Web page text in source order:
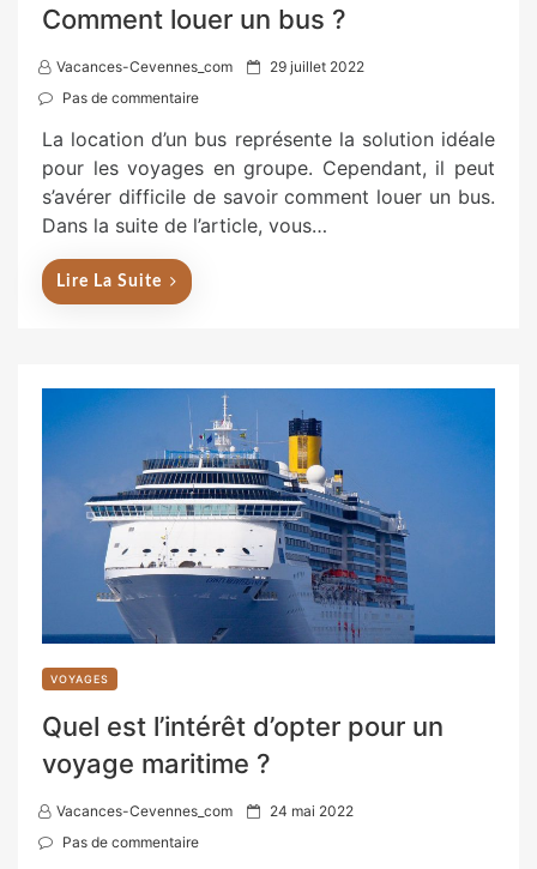
Comment louer un bus ?
Vacances-Cevennes_com
P
t
e
d
o
29 juillet 2022
Pas de commentaire
La location d’un bus représente la solution idéale
pour les voyages en groupe. Cependant, il peut
s’avérer difficile de savoir comment louer un bus.
Dans la suite de l’article, vous…
Lire La Suite
VOYAGES
Quel est l’intérêt d’opter pour un
voyage maritime ?
Vacances-Cevennes_com
P 24 mai 2022
Pas de commentaire